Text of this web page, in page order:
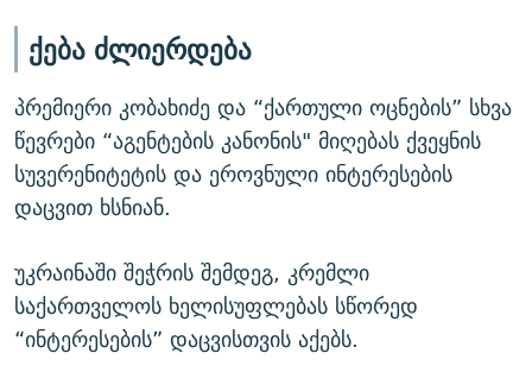
ქება ძლიერდება
პრემიერი კობახიძე და “ქართული ოცნების” სხვა
წევრები “აგენტების კანონის" მიღებას ქვეყნის
სუვერენიტეტის და ეროვნული ინტერესების
დაცვით ხსნიან.
უკრაინაში შეჭრის შემდეგ, კრემლი
საქართველოს ხელისუფლებას სწორედ
“ინტერესების” დაცვისთვის აქებს.